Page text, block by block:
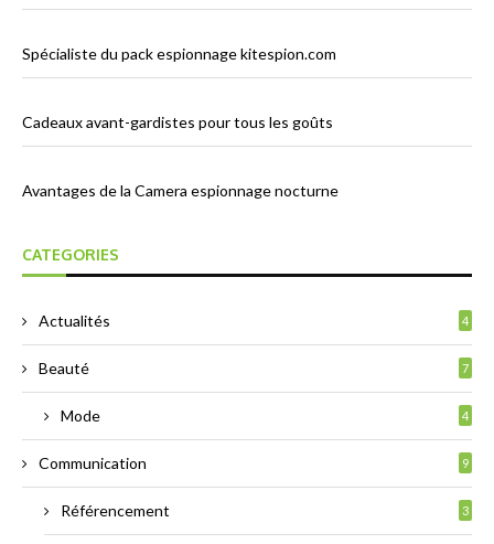
Spécialiste du pack espionnage kitespion.com
Cadeaux avant-gardistes pour tous les goûts
Avantages de la Camera espionnage nocturne
CATEGORIES
Actualités 4
Beauté 7
Mode 4
Communication 9
Référencement 3